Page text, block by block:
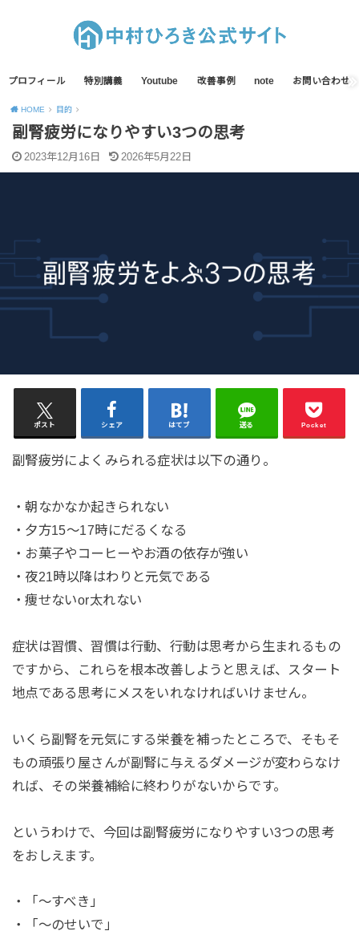
プロフィール 特別講義 Youtube 改善事例 note お問い合わせ
HOME 目的
副腎疲労になりやすい3つの思考
2023年12月16日 2026年5月22日
ポスト シェア はてブ 送る Pocket
副腎疲労によくみられる症状は以下の通り。
・朝なかなか起きられない
・夕方15〜17時にだるくなる
・お菓子やコーヒーやお酒の依存が強い
・夜21時以降はわりと元気である
・痩せないor太れない
症状は習慣、習慣は行動、行動は思考から生まれるもの
ですから、これらを根本改善しようと思えば、スタート
地点である思考にメスをいれなければいけません。
いくら副腎を元気にする栄養を補ったところで、そもそ
もの頑張り屋さんが副腎に与えるダメージが変わらなけ
れば、その栄養補給に終わりがないからです。
というわけで、今回は副腎疲労になりやすい3つの思考
をおしえます。
・「〜すべき」
・「〜のせいで」